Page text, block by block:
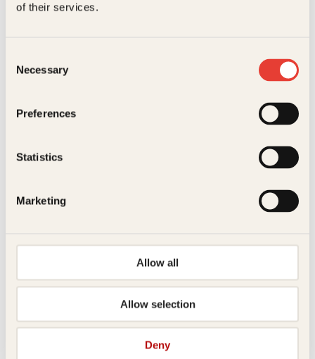
of their services.
Selection
Necessary
Preferences
Statistics
Marketing
Allow all
Allow selection
Deny
Høyt spill